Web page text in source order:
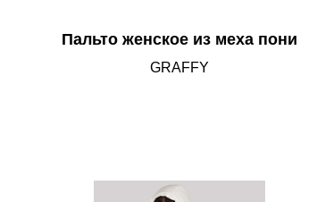
Пальто женское из меха пони
GRAFFY